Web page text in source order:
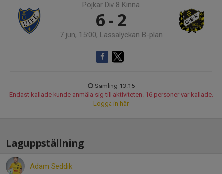
Pojkar Div 8 Kinna
6 - 2
7 jun, 15:00, Lassalyckan B-plan
Samling 13:15
Endast kallade kunde anmäla sig till aktiviteten. 16 personer var kallade.
Logga in här
Laguppställning
Adam Seddik